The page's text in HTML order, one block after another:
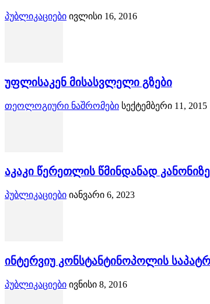
პუბლიკაციები ივლისი 16, 2016
უფლისაკენ მისასვლელი გზები
თეოლოგიური ნაშრომები სექტემბერი 11, 2015
აკაკი წერეთლის წმინდანად
პუბლიკაციები იანვარი 6, 2023
ინტერვიუ კონსტანტინოპოლის
პუბლიკაციები ივნისი 8, 2016